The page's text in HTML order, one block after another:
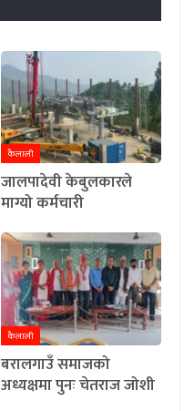
कैलाली
जालपादेवी केबुलकारले
माग्यो कर्मचारी
कैलाली
बरालगाउँ समाजको
अध्यक्षमा पुनः चेतराज जोशी